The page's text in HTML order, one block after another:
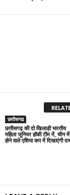
छत्तीसगढ
छत्तीसगढ़ की दो खिलाड़ी भारतीय
महिला जूनियर हॉकी टीम में, चीन में
होने वाले एशिया कप में दिखाएंगी दम